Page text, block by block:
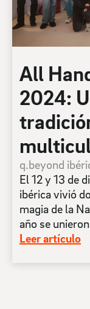
All
2024:
q.beyond
El 12 y 13 de
ibérica vivió
magia de la
año se
Leer artículo